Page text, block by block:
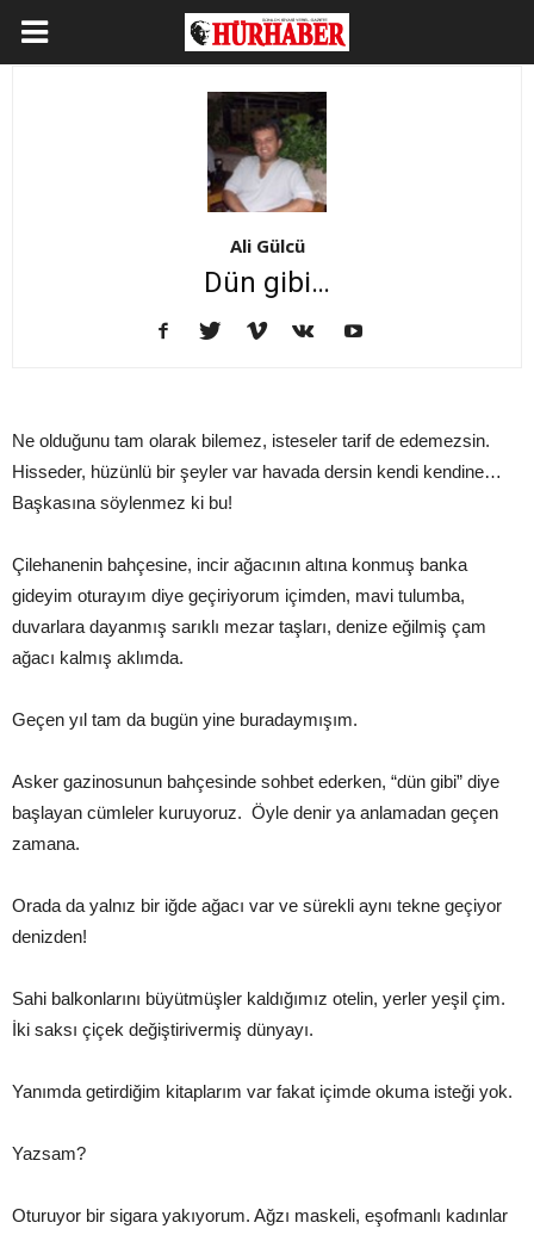
Ali Gülcü
Dün gibi…
Ne olduğunu tam olarak bilemez, isteseler tarif de edemezsin.
Hisseder, hüzünlü bir şeyler var havada dersin kendi kendine…
Başkasına söylenmez ki bu!
Çilehanenin bahçesine, incir ağacının altına konmuş banka
gideyim oturayım diye geçiriyorum içimden, mavi tulumba,
duvarlara dayanmış sarıklı mezar taşları, denize eğilmiş çam
ağacı kalmış aklımda.
Geçen yıl tam da bugün yine buradaymışım.
Asker gazinosunun bahçesinde sohbet ederken, “dün gibi” diye
başlayan cümleler kuruyoruz. Öyle denir ya anlamadan geçen
zamana.
Orada da yalnız bir iğde ağacı var ve sürekli aynı tekne geçiyor
denizden!
Sahi balkonlarını büyütmüşler kaldığımız otelin, yerler yeşil çim.
İki saksı çiçek değiştirivermiş dünyayı.
Yanımda getirdiğim kitaplarım var fakat içimde okuma isteği yok.
Yazsam?
Oturuyor bir sigara yakıyorum. Ağzı maskeli, eşofmanlı kadınlar